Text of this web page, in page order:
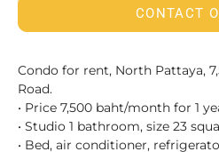
CONTACT
Condo for rent, North Pattaya,
Road.
• Price 7,500 baht/month for 1
• Studio 1 bathroom, size 23
• Bed, air conditioner,